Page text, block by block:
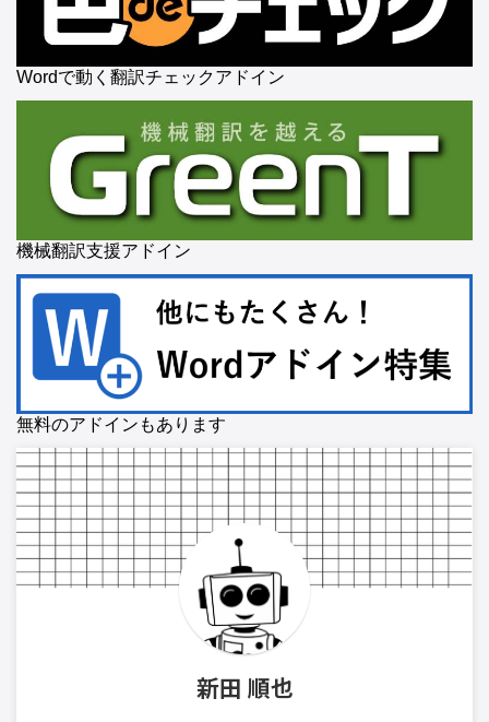
Wordで動く翻訳チェックアドイン
機械翻訳支援アドイン
無料のアドインもあります
新田 順也